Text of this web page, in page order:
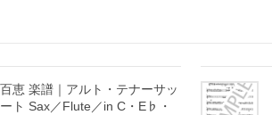
恵 楽譜｜アルト・テナーサッ
ト Sax／Flute／in C・E♭・